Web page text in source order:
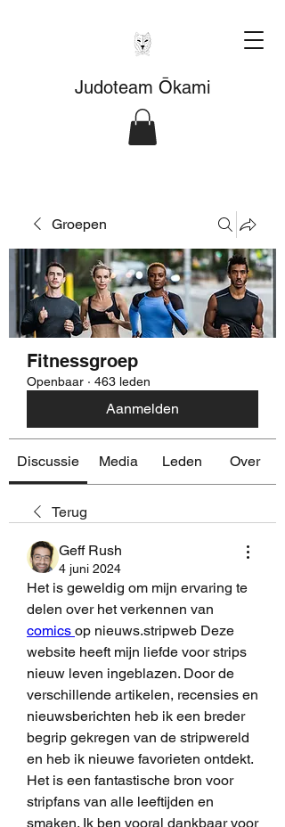
Judoteam Ōkami
Groepen
Fitnessgroep
Openbaar · 463 leden
Aanmelden
Discussie Media Leden Over
Terug
Geff Rush
4 juni 2024
Het is geweldig om mijn ervaring te
comics op nieuws.stripweb Deze
website heeft mijn liefde voor strips
nieuw leven ingeblazen. Door de
verschillende artikelen, recensies en
nieuwsberichten heb ik een breder
begrip gekregen van de stripwereld
en heb ik nieuwe favorieten ontdekt.
Het is een fantastische bron voor
stripfans van alle leeftijden en
smaken. Ik ben vooral dankbaar voor